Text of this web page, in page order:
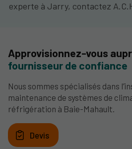
experte à Jarry, contactez
Approvisionnez-vous
fournisseur de confiance
Nous sommes spécialisés dans
maintenance de systèmes de
réfrigération à Baie-Mahault.
Devis